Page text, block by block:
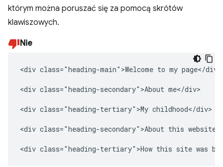
którym można poruszać się za pomocą skrótów
klawiszowych.
Nie
<div class="heading-main">Welcome to my page</div>
<div class="heading-secondary">About me</div>
<div class="heading-tertiary">My childhood</div>
<div class="heading-secondary">About this
<div class="heading-tertiary">How this site was